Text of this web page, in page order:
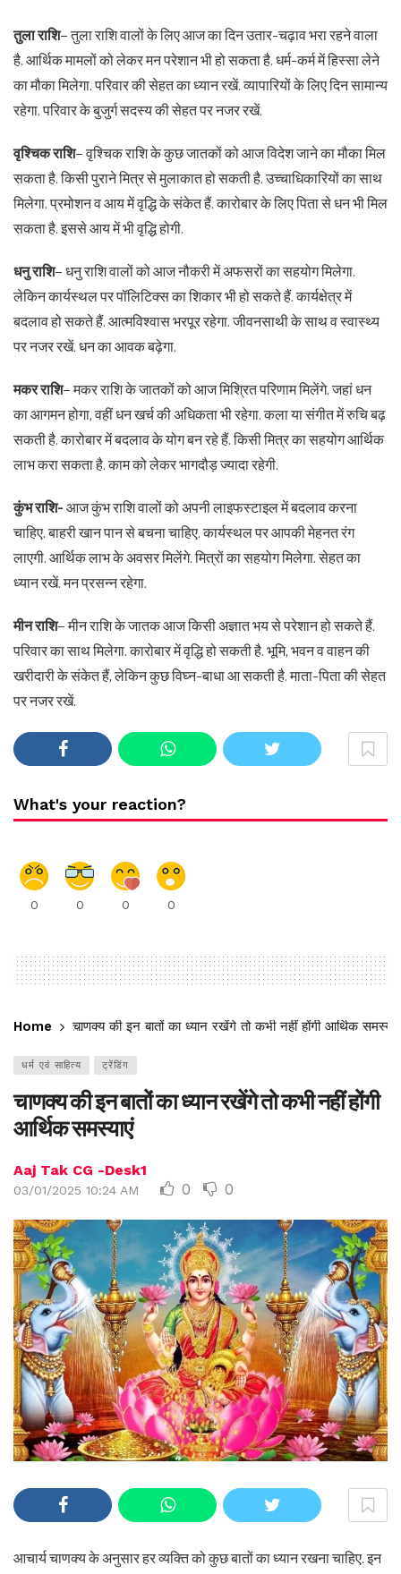
तुला राशि– तुला राशि वालों के लिए आज का दिन उतार-चढ़ाव भरा रहने वाला
है. आर्थिक मामलों को लेकर मन परेशान भी हो सकता है. धर्म-कर्म में हिस्सा लेने
का मौका मिलेगा. परिवार की सेहत का ध्यान रखें. व्यापारियों के लिए दिन सामान्य
रहेगा. परिवार के बुजुर्ग सदस्य की सेहत पर नजर रखें.
वृश्चिक राशि– वृश्चिक राशि के कुछ जातकों को आज विदेश जाने का मौका मिल
सकता है. किसी पुराने मित्र से मुलाकात हो सकती है. उच्चाधिकारियों का साथ
मिलेगा. प्रमोशन व आय में वृद्धि के संकेत हैं. कारोबार के लिए पिता से धन भी मिल
सकता है. इससे आय में भी वृद्धि होगी.
धनु राशि– धनु राशि वालों को आज नौकरी में अफसरों का सहयोग मिलेगा.
लेकिन कार्यस्थल पर पॉलिटिक्स का शिकार भी हो सकते हैं. कार्यक्षेत्र में
बदलाव हो सकते हैं. आत्मविश्वास भरपूर रहेगा. जीवनसाथी के साथ व स्वास्थ्य
पर नजर रखें. धन का आवक बढ़ेगा.
मकर राशि– मकर राशि के जातकों को आज मिश्रित परिणाम मिलेंगे. जहां धन
का आगमन होगा, वहीं धन खर्च की अधिकता भी रहेगा. कला या संगीत में रुचि बढ़
सकती है. कारोबार में बदलाव के योग बन रहे हैं. किसी मित्र का सहयोग आर्थिक
लाभ करा सकता है. काम को लेकर भागदौड़ ज्यादा रहेगी.
कुंभ राशि- आज कुंभ राशि वालों को अपनी लाइफस्टाइल में बदलाव करना
चाहिए. बाहरी खान पान से बचना चाहिए. कार्यस्थल पर आपकी मेहनत रंग
लाएगी. आर्थिक लाभ के अवसर मिलेंगे. मित्रों का सहयोग मिलेगा. सेहत का
ध्यान रखें. मन प्रसन्न रहेगा.
मीन राशि– मीन राशि के जातक आज किसी अज्ञात भय से परेशान हो सकते हैं.
परिवार का साथ मिलेगा. कारोबार में वृद्धि हो सकती है. भूमि, भवन व वाहन की
खरीदारी के संकेत हैं, लेकिन कुछ विघ्न-बाधा आ सकती है. माता-पिता की सेहत
पर नजर रखें.
What's your reaction?
0 0 0 0
Home चाणक्य की इन बातों का ध्यान रखेंगे तो कभी नहीं होंगी आर्थिक समस्याएं
धर्म एवं साहित्य ट्रेंडिंग
चाणक्य की इन बातों का ध्यान रखेंगे तो कभी नहीं होंगी
आर्थिक समस्याएं
Aaj Tak CG -Desk1
03/01/2025 10:24 AM 0 0
आचार्य चाणक्य के अनुसार हर व्यक्ति को कुछ बातों का ध्यान रखना चाहिए. इन